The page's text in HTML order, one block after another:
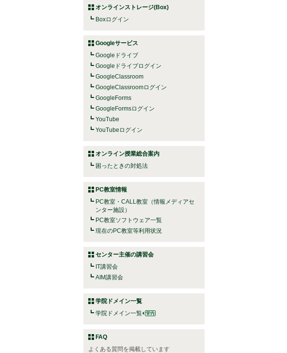
オンラインストレージ(Box)
Boxログイン
Googleサービス
Googleドライブ
Googleドライブログイン
GoogleClassroom
GoogleClassroomログイン
GoogleForms
GoogleFormsログイン
YouTube
YouTubeログイン
オンライン授業総合案内
困ったときの対処法
PC教室情報
PC教室・CALL教室（情報メディアセ
ンター施設）
PC教室ソフトウェア一覧
現在のPC教室等利用状況
センター主催の講習会
IT講習会
AIM講習会
学院ドメイン一覧
学院ドメイン一覧
FAQ
よくある質問を掲載しています